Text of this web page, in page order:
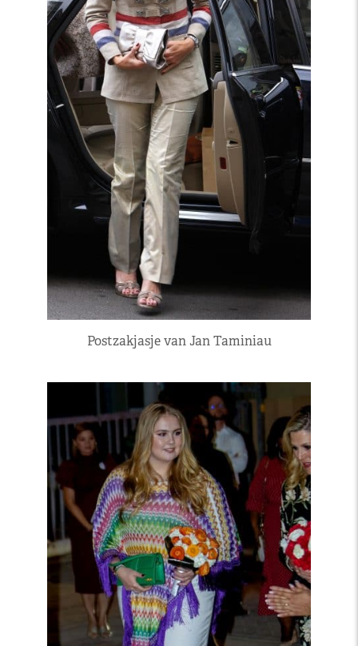
Postzakjasje van Jan Taminiau